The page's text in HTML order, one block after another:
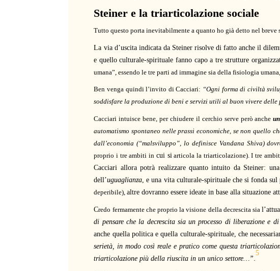
Steiner e la triarticolazione sociale
Tutto questo porta inevitabilmente a quanto ho già detto nel
La via d’uscita indicata da Steiner risolve di fatto anche il
e quello culturale-spirituale fanno capo a tre strutture
umana”, essendo le tre parti ad immagine sia della fisiologia
Ben venga quindi l’invito di Cacciari: “Ogni forma di civiltà
soddisfare la produzione di beni e servizi utili al buon vivere
Cacciari intuisce bene, per chiudere il cerchio serve però anche
automatismo spontaneo nelle prassi economiche, se non quello
dall’economia (“malsviluppo”, lo definisce Vandana Shiva)
proprio i tre ambiti in cui siarticola la triarticolazione). I tre
Cacciari allora potrà realizzare quanto intuito da Steiner:
dell’uguaglianza, e una vita culturale-spirituale che si fonda
deperibile),altre dovranno essere ideate in base alla situazione
Credo fermamente che proprio la visione della decrescita sia
di pensare che la decrescita sia un processo di liberazione e
anche quella politica e quella culturale-spirituale, che
serietà, in modo così reale e pratico come questa
triarticolazione più della riuscita in un unico settore…”
5